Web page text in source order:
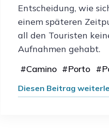
Entscheidung, wie
einem späteren
all den Touristen
Aufnahmen gehabt.
#Camino #Porto #
Diesen Beitrag